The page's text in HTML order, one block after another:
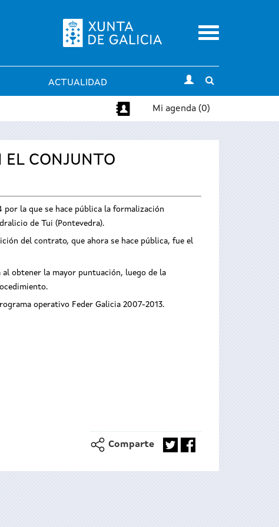
Menu
ACTUALIDAD
search
Mi agenda (0)
EL CONJUNTO
por la que se hace pública la formalización
de Tui (Pontevedra).
del contrato, que ahora se hace pública, fue el
obtener la mayor puntuación, luego de la
operativo Feder Galicia 2007-2013.
Comparte